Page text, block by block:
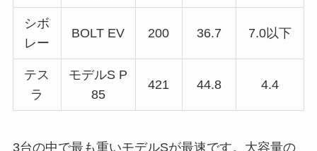
シボ
レー
BOLT EV 200 36.7 7.0以下
テス
ラ
モデルS P
85
421 44.8 4.4
3台の中で最も重いモデルSが最速です。大容量の